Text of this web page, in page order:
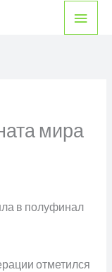
мира
отметился